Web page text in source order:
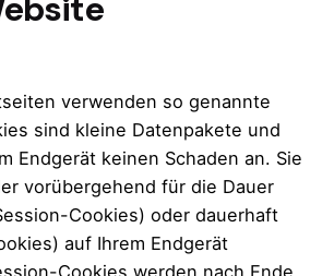
verwenden so genannte
sind kleine Datenpakete und
Endgerät keinen Schaden an. Sie
vorübergehend für die Dauer
Cookies) oder dauerhaft
auf Ihrem Endgerät